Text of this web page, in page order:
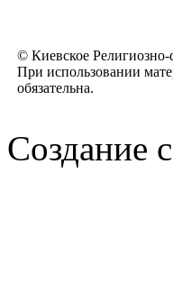
© Киевское
При использовании
обязательна.
Cоздание